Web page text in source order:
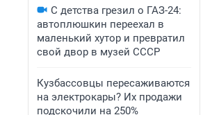
С детства грезил о ГАЗ-24:
автоплюшкин переехал в
маленький хутор и превратил
свой двор в музей СССР
Кузбассовцы пересаживаются
на электрокары? Их продажи
подскочили на 250%